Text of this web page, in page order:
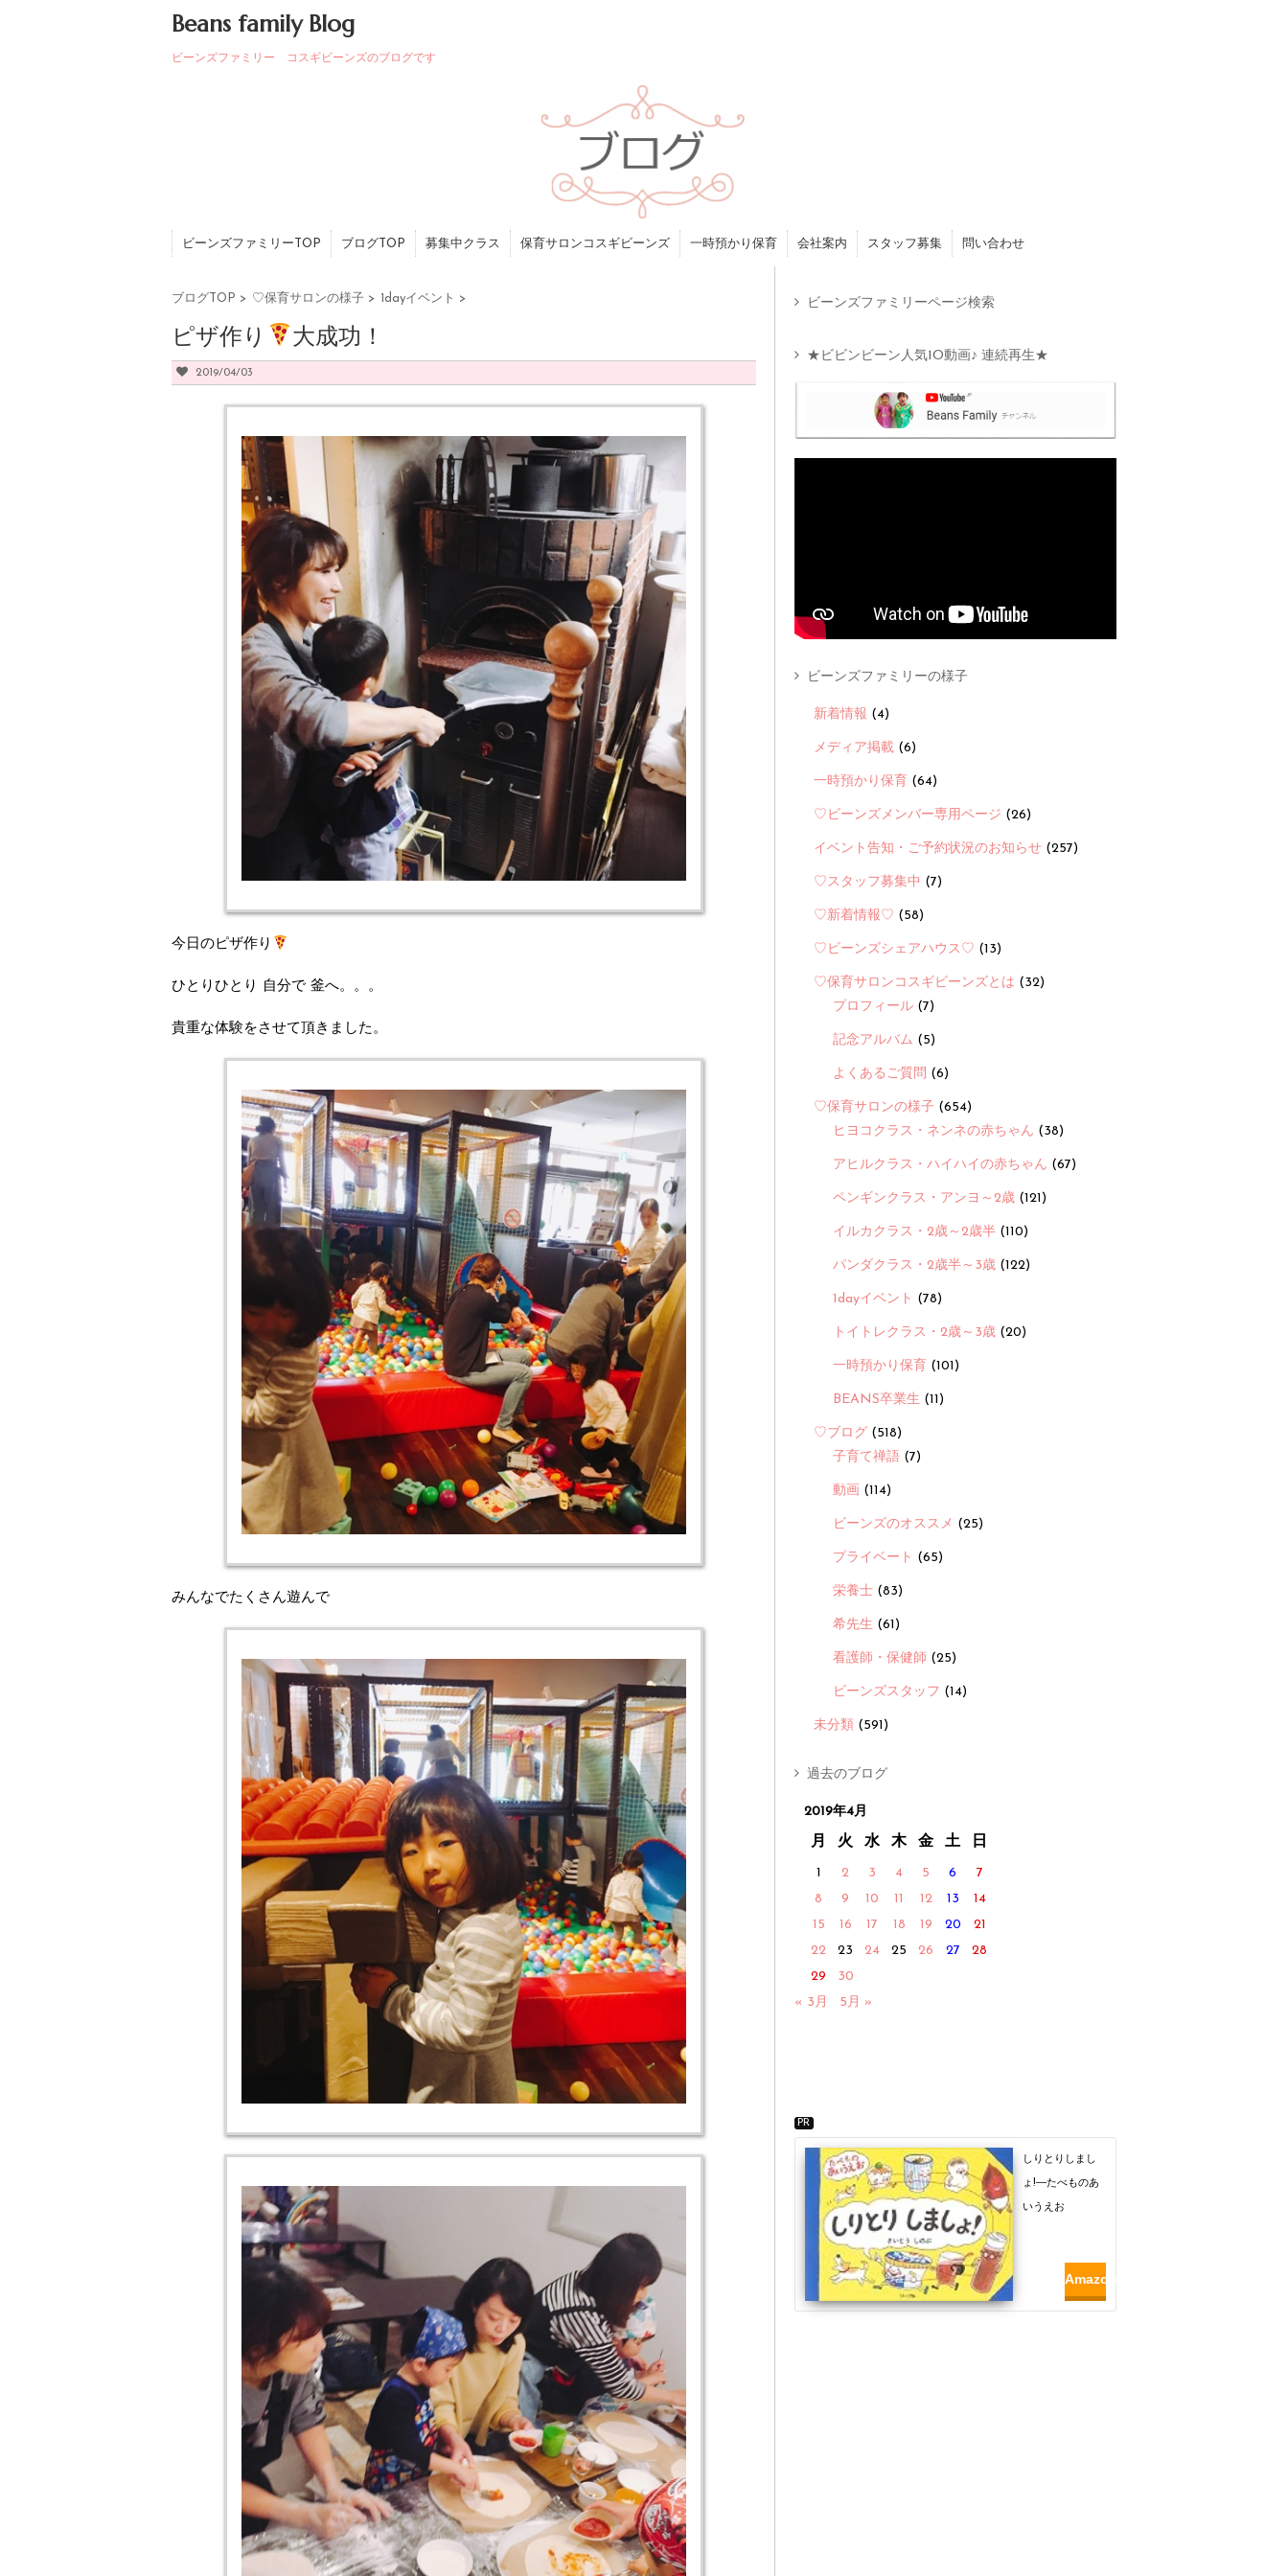
Beans family Blog
ビーンズファミリー コスギビーンズのブログです
ビーンズファミリーTOP ブログTOP 募集中クラス 保育サロンコスギビーンズ 一時預かり保育 会社案内 スタッフ募集 問い合わせ
ブログTOP > ♡保育サロンの様子 > 1dayイベント >
ピザ作り 大成功！
2019/04/03
今日のピザ作り
ひとりひとり 自分で 釜へ。。。
貴重な体験をさせて頂きました。
みんなでたくさん遊んで
ビーンズファミリーページ検索
★ビビンビーン人気10動画♪ 連続再生★
ビーンズファミリーの様子
新着情報 (4)
メディア掲載 (6)
一時預かり保育 (64)
♡ビーンズメンバー専用ページ (26)
イベント告知・ご予約状況のお知らせ (257)
♡スタッフ募集中 (7)
♡新着情報♡ (58)
♡ビーンズシェアハウス♡ (13)
♡保育サロンコスギビーンズとは (32)
プロフィール (7)
記念アルバム (5)
よくあるご質問 (6)
♡保育サロンの様子 (654)
ヒヨコクラス・ネンネの赤ちゃん (38)
アヒルクラス・ハイハイの赤ちゃん (67)
ペンギンクラス・アンヨ～2歳 (121)
イルカクラス・2歳～2歳半 (110)
パンダクラス・2歳半～3歳 (122)
1dayイベント (78)
トイトレクラス・2歳～3歳 (20)
一時預かり保育 (101)
BEANS卒業生 (11)
♡ブログ (518)
子育て禅語 (7)
動画 (114)
ビーンズのオススメ (25)
プライベート (65)
栄養士 (83)
希先生 (61)
看護師・保健師 (25)
ビーンズスタッフ (14)
未分類 (591)
過去のブログ
2019年4月
月 火 水 木 金 土 日
1 2 3 4 5 6
7
8
9 10 11 12 13
14
15
16 17 18 19 20
21
22
23 24 25 26 27
28
29
30
« 3月
5月 »
PR
しりとりしまし
ょ!―たべものあ
いうえお
Amazon